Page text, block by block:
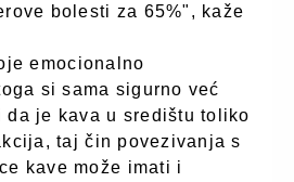
bolesti za 65%", kaže
emocionalno
si sama sigurno već
da je kava u središtu toliko
taj čin povezivanja s
kave može imati i